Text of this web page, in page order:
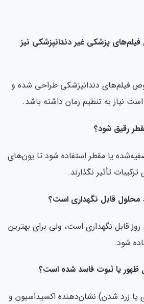
فیلم‌های پزشکی غیر دندانپزشکی نیز
فیلم‌های دندانپزشکی طراحی شده و
نیاز به تنظیم زمان داشته باشد.
یا مقطر استفاده شود تا یون‌های
تأثیر نگذارند.
قابل نگهداری است، ولی برای بهترین
شود.
یا زرد شدن) نشان‌دهنده اکسیداسیون و